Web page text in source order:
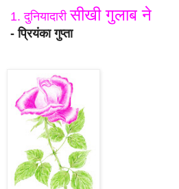
1. दुनियादारी सीखी गुलाब ने
- प्रियंका गुप्ता